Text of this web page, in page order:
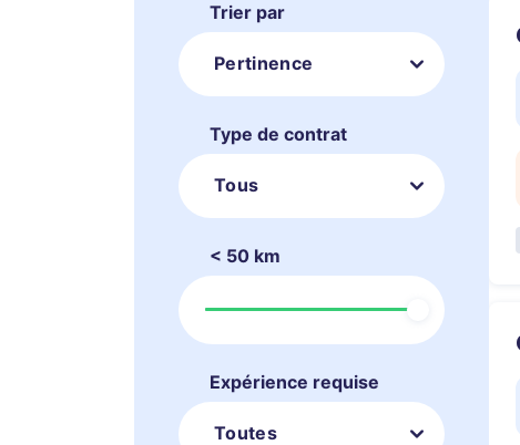
Trier par
Pertinence
Type de contrat
Tous
< 50 km
Expérience requise
Toutes